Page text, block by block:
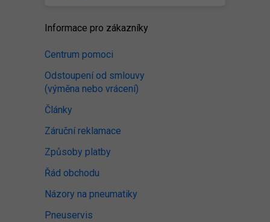
Informace pro zákazníky
Centrum pomoci
Odstoupení od smlouvy
(výměna nebo vrácení)
Články
Záruční reklamace
Způsoby platby
Řád obchodu
Názory na pneumatiky
Pneuservis